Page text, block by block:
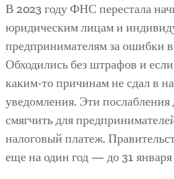
В 2023 году ФНС перестала
юридическим лицам и
предпринимателям за ошибки
Обходились без штрафов и
каким-то причинам не сдал в
уведомления. Эти послабления
смягчить для
налоговый платеж.
еще на один год — до 31